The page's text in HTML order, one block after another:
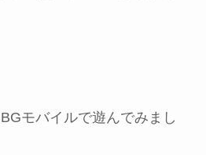
モバイルで遊んでみまし